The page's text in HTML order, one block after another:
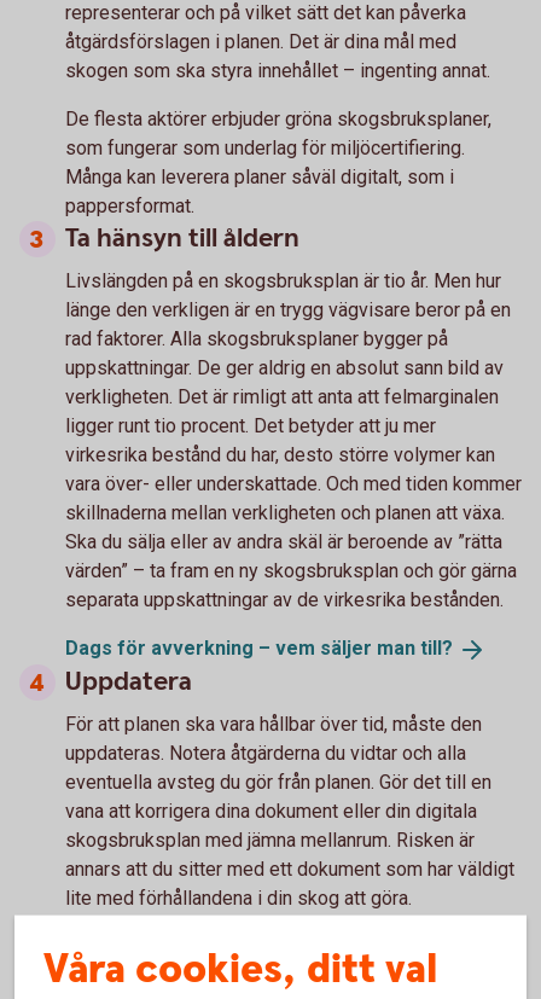
representerar och på vilket sätt det kan påverka
åtgärdsförslagen i planen. Det är dina mål med
skogen som ska styra innehållet – ingenting annat.
De flesta aktörer erbjuder gröna skogsbruksplaner,
som fungerar som underlag för miljöcertifiering.
Många kan leverera planer såväl digitalt, som i
pappersformat.
Ta hänsyn till åldern
Livslängden på en skogsbruksplan är tio år. Men hur
länge den verkligen är en trygg vägvisare beror på en
rad faktorer. Alla skogsbruksplaner bygger på
uppskattningar. De ger aldrig en absolut sann bild av
verkligheten. Det är rimligt att anta att felmarginalen
ligger runt tio procent. Det betyder att ju mer
virkesrika bestånd du har, desto större volymer kan
vara över- eller underskattade. Och med tiden kommer
skillnaderna mellan verkligheten och planen att växa.
Ska du sälja eller av andra skäl är beroende av ”rätta
värden” – ta fram en ny skogsbruksplan och gör gärna
separata uppskattningar av de virkesrika bestånden.
Dags för avverkning – vem säljer man till?
Uppdatera
För att planen ska vara hållbar över tid, måste den
uppdateras. Notera åtgärderna du vidtar och alla
eventuella avsteg du gör från planen. Gör det till en
vana att korrigera dina dokument eller din digitala
skogsbruksplan med jämna mellanrum. Risken är
annars att du sitter med ett dokument som har väldigt
lite med förhållandena i din skog att göra.
Våra cookies, ditt val